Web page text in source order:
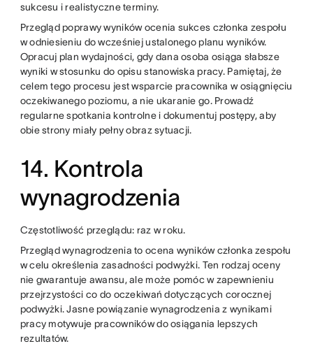
sukcesu i realistyczne terminy.
Przegląd poprawy wyników ocenia sukces członka zespołu
w odniesieniu do wcześniej ustalonego planu wyników.
Opracuj plan wydajności, gdy dana osoba osiąga słabsze
wyniki w stosunku do opisu stanowiska pracy. Pamiętaj, że
celem tego procesu jest wsparcie pracownika w osiągnięciu
oczekiwanego poziomu, a nie ukaranie go. Prowadź
regularne spotkania kontrolne i dokumentuj postępy, aby
obie strony miały pełny obraz sytuacji.
14. Kontrola
wynagrodzenia
Częstotliwość przeglądu: raz w roku.
Przegląd wynagrodzenia to ocena wyników członka zespołu
w celu określenia zasadności podwyżki. Ten rodzaj oceny
nie gwarantuje awansu, ale może pomóc w zapewnieniu
przejrzystości co do oczekiwań dotyczących corocznej
podwyżki. Jasne powiązanie wynagrodzenia z wynikami
pracy motywuje pracowników do osiągania lepszych
rezultatów.